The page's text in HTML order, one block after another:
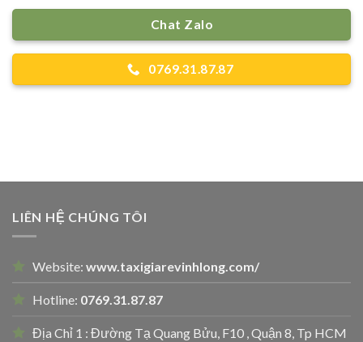
Chat Zalo
0769.31.87.87
LIÊN HỆ CHÚNG TÔI
Website: www.taxigiarevinhlong.com/
Hotline: 0769.31.87.87
Địa Chỉ 1 : Đường Tạ Quang Bửu, F10 , Quận 8, Tp HCM